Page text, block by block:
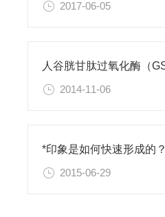
2017-06-05
2014-11-06
*印象是如何快速形成的？
2015-06-29